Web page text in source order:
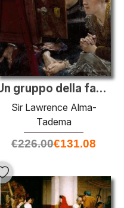
Un gruppo della famiglia
Sir Lawrence Alma-
Tadema
€226.00€131.08